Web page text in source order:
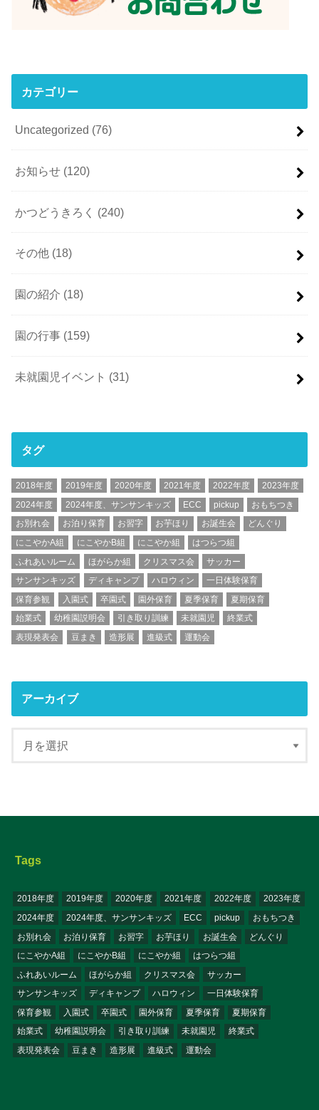
カテゴリー
Uncategorized (76)
お知らせ (120)
かつどうきろく (240)
その他 (18)
園の紹介 (18)
園の行事 (159)
未就園児イベント (31)
タグ
2018年度 2019年度 2020年度 2021年度 2022年度
2023年度
2024年度
2024年度、サンサンキッズ ECC pickup
おもちつき
お別れ会
お泊り保育 お習字 お芋ほり お誕生会
どんぐり
にこやかA組
にこやかB組 にこやか組
はつらつ組
ふれあいルーム
ほがらか組 クリスマス会
サッカー
サンサンキッズ
ディキャンプ ハロウィン
一日体験保育
保育参観
入園式 卒園式 園外保育 夏季保育
夏期保育
始業式
幼稚園説明会 引き取り訓練 未就園児
終業式
表現発表会
豆まき 造形展 進級式 運動会
アーカイブ
Tags
2018年度 2019年度 2020年度 2021年度 2022年度
2023年度
2024年度
2024年度、サンサンキッズ ECC pickup
おもちつき
お別れ会
お泊り保育 お習字 お芋ほり お誕生会
どんぐり
にこやかA組
にこやかB組 にこやか組
はつらつ組
ふれあいルーム
ほがらか組 クリスマス会
サッカー
サンサンキッズ
ディキャンプ ハロウィン
一日体験保育
保育参観
入園式 卒園式 園外保育 夏季保育
夏期保育
始業式
幼稚園説明会 引き取り訓練 未就園児
終業式
表現発表会
豆まき 造形展 進級式 運動会